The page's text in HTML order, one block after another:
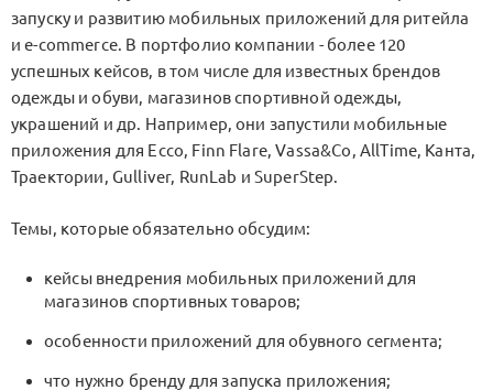
запуску и развитию мобильных приложений для ритейла
и e-commerce. В портфолио компании - более 120
успешных кейсов, в том числе для известных брендов
одежды и обуви, магазинов спортивной одежды,
украшений и др. Например, они запустили мобильные
приложения для Ecco, Finn Flare, Vassa&Co, AllTime, Канта,
Траектории, Gulliver, RunLab и SuperStep.
Темы, которые обязательно обсудим:
кейсы внедрения мобильных приложений для
магазинов спортивных товаров;
особенности приложений для обувного сегмента;
что нужно бренду для запуска приложения;